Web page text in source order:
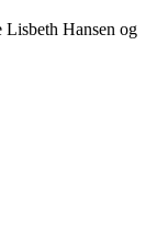
Lisbeth Hansen og